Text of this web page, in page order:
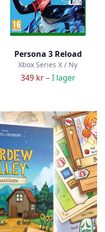
Persona 3 Reload
Xbox Series X / Ny
349 kr –I lager